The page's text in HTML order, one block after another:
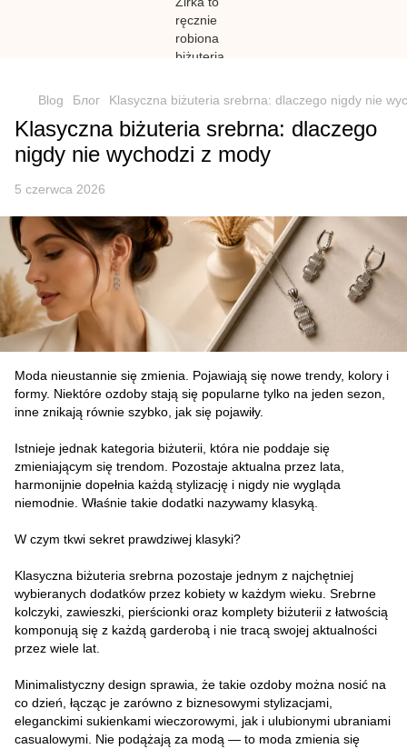
})(window,document,'script','dataLayer','GTM-N59Z477K');
Blog Блог Klasyczna biżuteria srebrna: dlaczego nigdy nie
Klasyczna biżuteria srebrna: dlaczego
nigdy nie wychodzi z mody
5 czerwca 2026
Moda nieustannie się zmienia. Pojawiają się nowe trendy, kolory i
formy. Niektóre ozdoby stają się popularne tylko na jeden sezon,
inne znikają równie szybko, jak się pojawiły.
Istnieje jednak kategoria biżuterii, która nie poddaje się
zmieniającym się trendom. Pozostaje aktualna przez lata,
harmonijnie dopełnia każdą stylizację i nigdy nie wygląda
niemodnie. Właśnie takie dodatki nazywamy klasyką.
W czym tkwi sekret prawdziwej klasyki?
Klasyczna biżuteria srebrna pozostaje jednym z najchętniej
wybieranych dodatków przez kobiety w każdym wieku. Srebrne
kolczyki, zawieszki, pierścionki oraz komplety biżuterii z łatwością
komponują się z każdą garderobą i nie tracą swojej aktualności
przez wiele lat.
Minimalistyczny design sprawia, że takie ozdoby można nosić na
co dzień, łącząc je zarówno z biznesowymi stylizacjami,
eleganckimi sukienkami wieczorowymi, jak i ulubionymi ubraniami
casualowymi. Nie podążają za modą — to moda zmienia się